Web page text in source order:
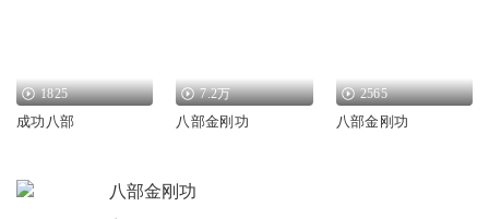
1825
成功八部
7.2万
八部金刚功
2565
八部金刚功
八部金刚功